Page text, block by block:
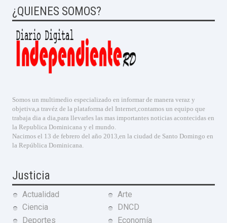
¿QUIENES SOMOS?
Somos un multimedio especializado en informar de manera veraz y
objetiva,a travéz de la plataforma del Internet,contamos un equipo que
trabaja dia a dia,para llevarles las mas importantes noticias acontecidas en
la Republica Dominicana y el mundo.
Nacimos el 13 de febrero del año 2013,en la ciudad de Santo Domingo en
la República Dominicana.
Justicia
Actualidad
Arte
Ciencia
DNCD
Deportes
Economía